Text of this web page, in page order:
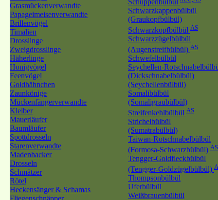
Grasmückenverwandte
Papageimeisenverwandte
Brillenvögel
Timalien
Drosslinge
Zweigdrosslinge
Häherlinge
Honigvögel
Feenvögel
Goldhähnchen
Zaunkönige
Mückenfängerverwandte
Kleiber
Mauerläufer
Baumläufer
Spottdrosseln
Starenverwandte
Madenhacker
Drosseln
Schmätzer
Rötel
Heckensänger & Schamas
Fliegenschnäpper
Schuppenbülbül
Schwarzkappenbülbül
(Graukopfbülbül)
Schwarzkopfbülbül AS
Schwarzzügelbülbül
(Augenstreifbülbül) AS
Schwefelbülbül
Seychellen-
(Dickschnabelbülbül)
(Seychellenbülbül)
Somalibülbül
(Somaligraubülbül)
Streifenkehlbülbül AS
Strichelbülbül
(Sumatrabülbül)
Taiwan-Rotschnabelbülbül
(Formosa-Schwarzbülbül) AS
Tengger-Goldfleckbülbül
(Tengger-Goldzügelbülbül)
Thompsonbülbül
Uferbülbül
Weißbrauenbülbül